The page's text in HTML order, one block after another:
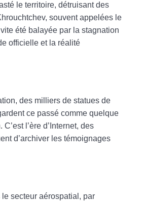
le territoire, détruisant des
souvent appelées le
été balayée par la stagnation
officielle et la réalité
des milliers de statues de
ce passé comme quelque
l’ère d’Internet, des
d’archiver les témoignages
secteur aérospatial, par